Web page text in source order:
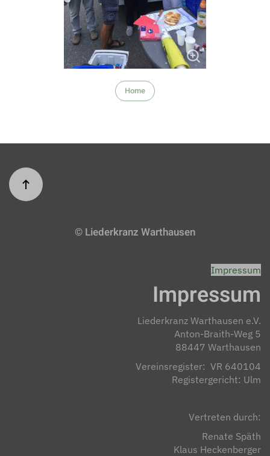
Home
© Liederkranz Warthausen
Impressum
Impressum
Liederkranz Warthausen e.V.
Anton-Braith-Weg 5
88447 Warthausen
Vereinsregister: VR 640104
Registergericht: Ulm
Vertreten durch:
Renate Späth
Klaus Heckenberger